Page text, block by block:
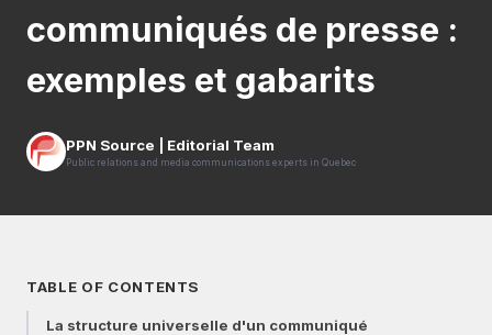
communiqués de presse :
exemples et gabarits
PPN Source | Editorial Team
Public relations and media communications experts in Quebec
TABLE OF CONTENTS
La structure universelle d'un communiqué